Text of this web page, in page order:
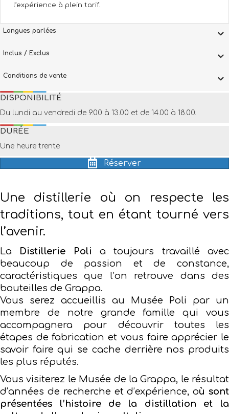
l’expérience à plein tarif.
Langues parlées
Inclus / Exclus
Conditions de vente
DISPONIBILITÉ
Du lundi au vendredi de 9.00 à 13.00 et de 14.00 à 18.00.
DURÉE
Une heure trente
Réserver
Une distillerie où on respecte les
traditions, tout en étant tourné vers
l’avenir.
La Distillerie Poli a toujours travaillé avec
beaucoup de passion et de constance,
caractéristiques que l’on retrouve dans des
bouteilles de Grappa.
Vous serez accueillis au Musée Poli par un
membre de notre grande famille qui vous
accompagnera pour découvrir toutes les
étapes de fabrication et vous faire apprécier le
savoir faire qui se cache derrière nos produits
les plus réputés.
Vous visiterez le Musée de la Grappa, le résultat
d’années de recherche et d’expérience, où sont
présentées l’histoire de la distillation et la